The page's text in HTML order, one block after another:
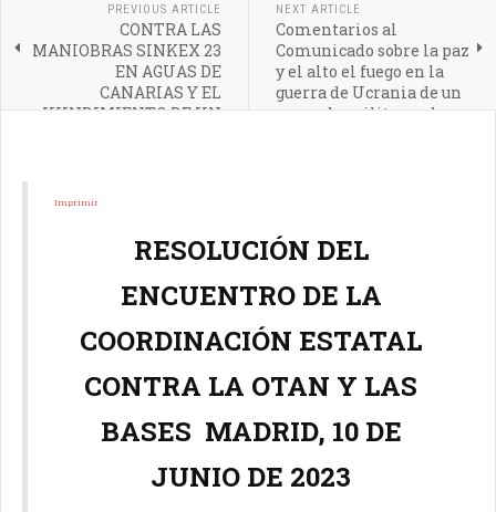
PREVIOUS ARTICLE
CONTRA LAS
MANIOBRAS SINKEX 23
EN AGUAS DE
CANARIAS Y EL
HUNDIMIENTO DE UN
NEXT ARTICLE
Comentarios al
Comunicado sobre la paz
y el alto el fuego en la
guerra de Ucrania de un
grupo de militares de
Imprimir
RESOLUCIÓN DEL
ENCUENTRO DE LA
COORDINACIÓN ESTATAL
CONTRA LA OTAN Y LAS
BASES MADRID, 10 DE
JUNIO DE 2023